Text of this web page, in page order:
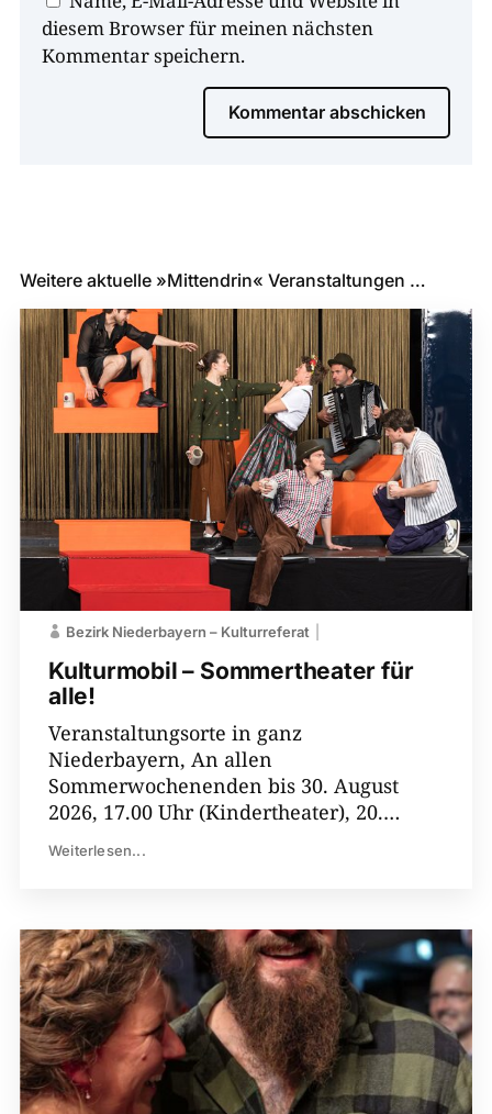
diesem Browser für meinen nächsten
Kommentar speichern.
Kommentar abschicken
Weitere aktuelle »Mittendrin« Veranstaltungen …
Kulturmobil – Sommertheater für
alle!
Bezirk Niederbayern – Kulturreferat
Veranstaltungsorte in ganz
Niederbayern, An allen
Sommerwochenenden bis 30. August
2026, 17.00 Uhr (Kindertheater), 20.…
Weiterlesen...